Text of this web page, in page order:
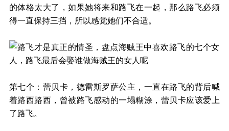
的体格太大了，如果她将来和路飞在一起，那么路飞必须
得一直保持三挡，所以感觉她们不合适。
第七个：蕾贝卡，德雷斯罗萨公主，一直在路飞的背后喊
着路西路西，曾被路飞感动的一塌糊涂，蕾贝卡应该爱上
了路飞。